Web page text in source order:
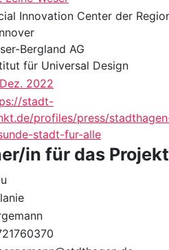
Innovation Center der
Bergland AG
für Universal Design
2022
stadt-
profiles/press/
stadt-fur-alle
in für das Projekt